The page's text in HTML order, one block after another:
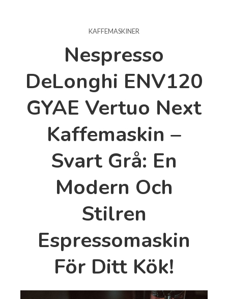
KAFFEMASKINER
Nespresso
DeLonghi ENV120
GYAE Vertuo Next
Kaffemaskin –
Svart Grå: En
Modern Och
Stilren
Espressomaskin
För Ditt Kök!